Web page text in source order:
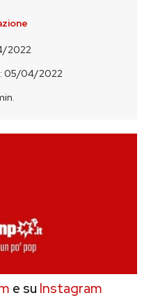
2022
05/04/2022
e su Instagram